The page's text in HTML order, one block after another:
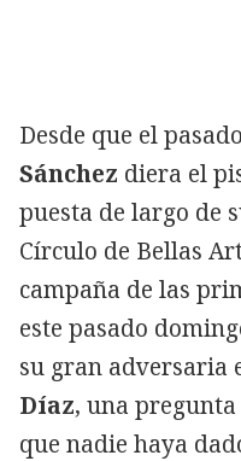
Desde que el
Sánchez diera el
puesta de largo de
Círculo de Bellas
campaña de las
este pasado
su gran adversaria
Díaz, una
que nadie haya